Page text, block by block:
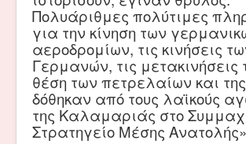
Πολυάριθμες πολύτιμες
για την κίνηση των
αεροδρομίων, τις κινήσεις
Γερμανών, τις μετακινήσεις
θέση των πετρελαίων και
δόθηκαν από τους λαϊκούς
της Καλαμαριάς στο
Στρατηγείο Μέσης